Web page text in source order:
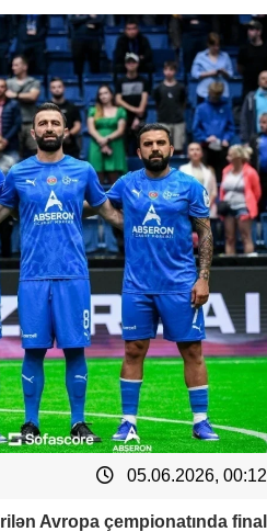
05.06.2026, 00:12
Avropa çempionatında final